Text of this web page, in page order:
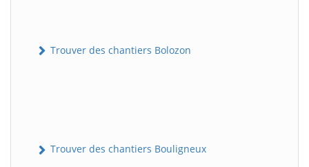
Trouver des chantiers Bolozon
Trouver des chantiers Bouligneux